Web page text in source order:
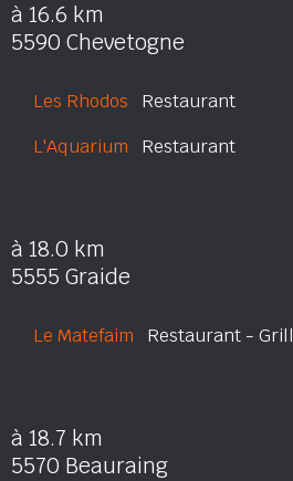
à 16.6 km
5590 Chevetogne
Les Rhodos Restaurant
L'Aquarium Restaurant
à 18.0 km
5555 Graide
Le Matefaim Restaurant - Grill
à 18.7 km
5570 Beauraing